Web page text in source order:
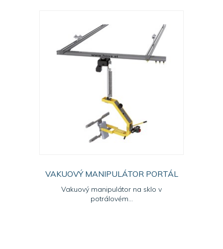
VAKUOVÝ MANIPULÁTOR PORTÁL
Vakuový manipulátor na sklo v
potrálovém...